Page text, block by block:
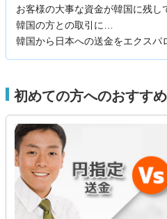
お客様の大事な資金が韓国に残し
韓国の方との取引に…
韓国から日本への送金をエクスパ
初めての方へのおすす